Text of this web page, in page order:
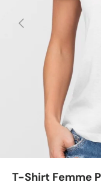
PRÉCÉDENT
T-Shirt Femme